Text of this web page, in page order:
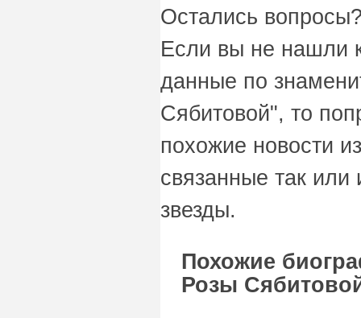
Остались
Если вы не нашли
данные по
Сябитовой", то
похожие новости
связанные так или
звезды.
Похожие
Розы